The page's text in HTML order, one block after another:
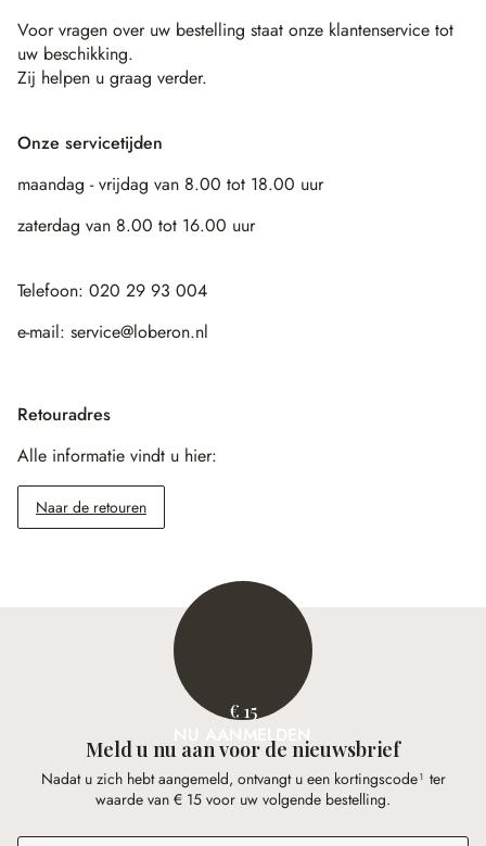
Voor vragen over uw bestelling staat onze klantenservice tot
uw beschikking.
Zij helpen u graag verder.
Onze servicetijden
maandag - vrijdag van 8.00 tot 18.00 uur
zaterdag van 8.00 tot 16.00 uur
Telefoon: 020 29 93 004
e-mail: service@loberon.nl
Retouradres
Alle informatie vindt u hier:
Naar de retouren
€ 15
NU AANMELDEN
Meld u nu aan voor de nieuwsbrief
Nadat u zich hebt aangemeld, ontvangt u een kortingscode¹ ter
waarde van € 15 voor uw volgende bestelling.